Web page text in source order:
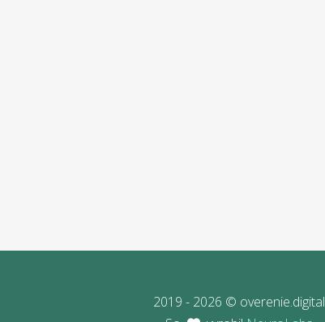
2019 - 2026 © overenie.digital